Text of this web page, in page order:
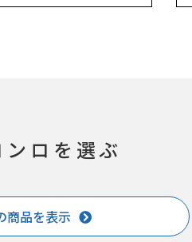
ンロを選ぶ
商品を表示